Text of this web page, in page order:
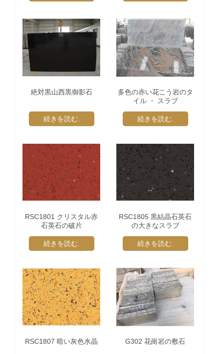
絶対黒山西黒御影石
続きを読む.
多色の赤い花こう岩のタ
イル ・ スラブ
続きを読む.
RSC1801 クリスタル赤
石英石の破片
続きを読む.
RSC1805 黒結晶石英石
の大きなスラブ
続きを読む.
RSC1807 暗い灰色水晶 G302 花崗岩の敷石